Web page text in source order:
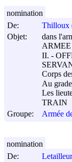
De:
Thilloux
Objet:
dans
ARMEE
II. -
Corps
Au
Les
TRAIN
Groupe:
Armée
nomination
De:
nomination